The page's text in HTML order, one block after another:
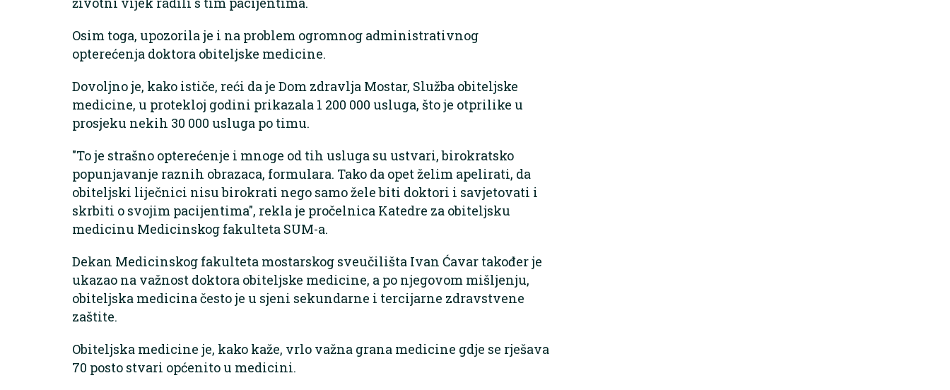
Osim toga, upozorila je i na problem ogromnog administrativnog
opterećenja doktora obiteljske medicine.
Dovoljno je, kako ističe, reći da je Dom zdravlja Mostar, Služba obiteljske
medicine, u protekloj godini prikazala 1 200 000 usluga, što je otprilike u
prosjeku nekih 30 000 usluga po timu.
"To je strašno opterećenje i mnoge od tih usluga su ustvari, birokratsko
popunjavanje raznih obrazaca, formulara. Tako da opet želim apelirati, da
obiteljski liječnici nisu birokrati nego samo žele biti doktori i savjetovati i
skrbiti o svojim pacijentima", rekla je pročelnica Katedre za obiteljsku
medicinu Medicinskog fakulteta SUM-a.
Dekan Medicinskog fakulteta mostarskog sveučilišta Ivan Ćavar također je
ukazao na važnost doktora obiteljske medicine, a po njegovom mišljenju,
obiteljska medicina često je u sjeni sekundarne i tercijarne zdravstvene
zaštite.
Obiteljska medicine je, kako kaže, vrlo važna grana medicine gdje se rješava
70 posto stvari općenito u medicini.